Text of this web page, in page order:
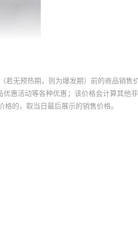
若无预热期，则为爆发期）前的商品销售
惠活动等各种优惠；该价格会计算其他
的，取当日最后展示的销售价格。